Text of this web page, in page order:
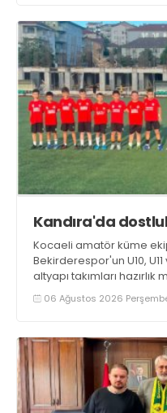
Kandıra'da
Kocaeli amatör küme
Bekirderespor'un U10,
altyapı takımları hazırlık
genç futbolcunun ter
sporculara Kandıra'nın
06 Ağustos 2026